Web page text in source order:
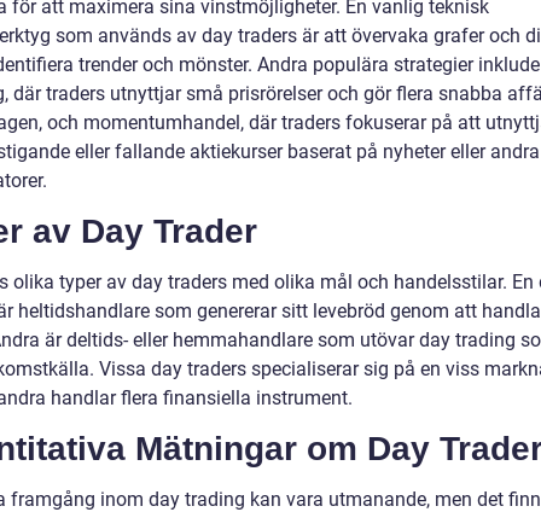
för att maximera sina vinstmöjligheter. En vanlig teknisk
som används av day traders är att övervaka grafer och
trender och mönster. Andra populära strategier
där traders utnyttjar små prisrörelser och gör flera snabba
och momentumhandel, där traders fokuserar på att
eller fallande aktiekurser baserat på nyheter eller andra
av Day Trader
olika typer av day traders med olika mål och handelsstilar. En
heltidshandlare som genererar sitt levebröd genom att
är deltids- eller hemmahandlare som utövar day trading
Vissa day traders specialiserar sig på en viss
handlar flera finansiella instrument.
Mätningar om Day
framgång inom day trading kan vara utmanande, men det